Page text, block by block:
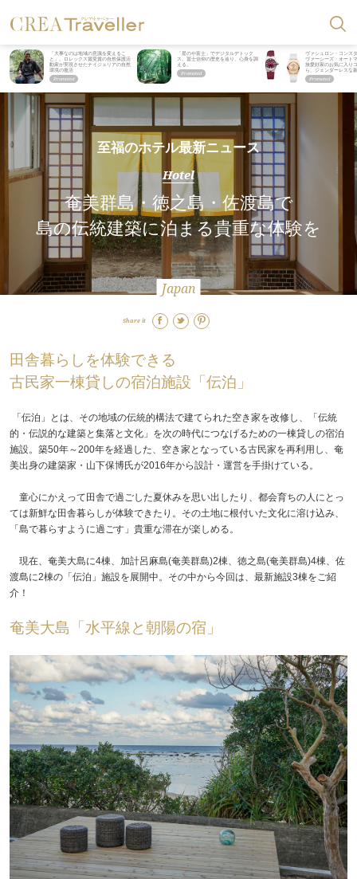
「大事なのは地域の意識を変えるこ
と」。ロレックス賞受賞の自然保護活
動家が実現させたナイジェリアの自然
環境の復活
「星のや富士」でデジタルデトック
ス。冨士信仰の歴史を辿り、心身を調
える。
ヴァシュロン・コンス
ヴァーシーズ・オート
旅愛好家のお気に入り
ら、ジェンダーレスな
至福のホテル最新ニュース
Hotel
奄美群島・徳之島・佐渡島で
島の伝統建築に泊まる貴重な体験を
Japan
Share it
田舎暮らしを体験できる
古民家一棟貸しの宿泊施設「伝泊」
「伝泊」とは、その地域の伝統的構法で建てられた空き家を改修し、「伝統
的・伝説的な建築と集落と文化」を次の時代につなげるための一棟貸しの宿泊
施設。築50年～200年を経過した、空き家となっている古民家を再利用し、奄
美出身の建築家・山下保博氏が2016年から設計・運営を手掛けている。
童心にかえって田舎で過ごした夏休みを思い出したり、都会育ちの人にとっ
ては新鮮な田舎暮らしが体験できたり。その土地に根付いた文化に溶け込み、
「島で暮らすように過ごす」貴重な滞在が楽しめる。
現在、奄美大島に4棟、加計呂麻島(奄美群島)2棟、徳之島(奄美群島)4棟、佐
渡島に2棟の「伝泊」施設を展開中。その中から今回は、最新施設3棟をご紹
介！
奄美大島「水平線と朝陽の宿」